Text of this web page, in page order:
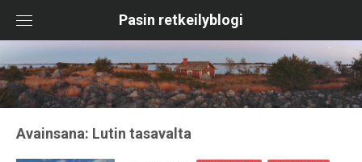
content
Pasin retkeilyblogi
Avainsana: Lutin tasavalta